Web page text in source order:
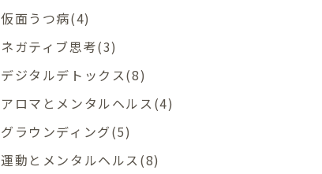
仮面うつ病(4)
ネガティブ思考(3)
デジタルデトックス(8)
アロマとメンタルヘルス(4)
グラウンディング(5)
運動とメンタルヘルス(8)